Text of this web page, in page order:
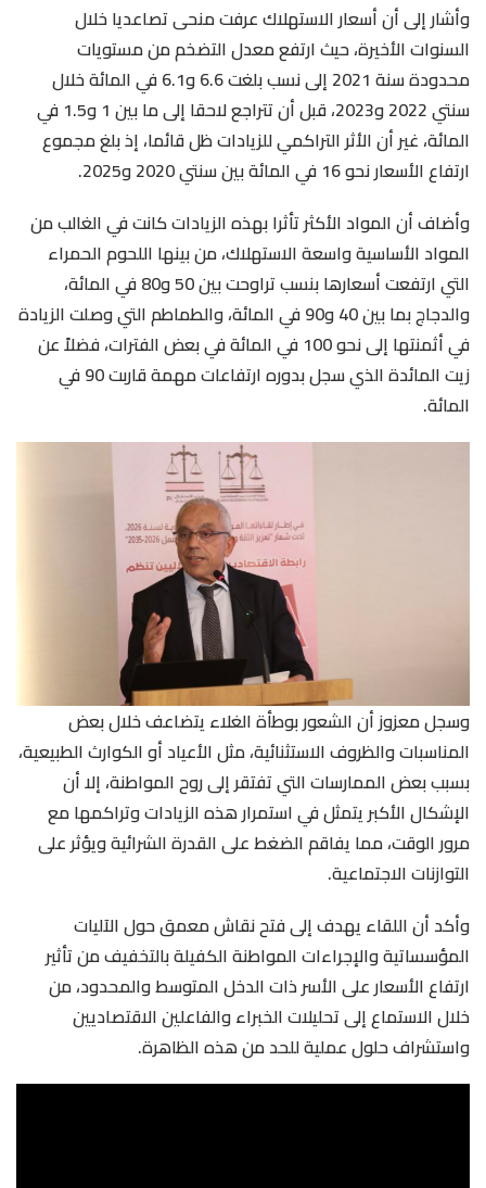
وأشار إلى أن أسعار الاستهلاك عرفت منحى تصاعديا خلال
السنوات الأخيرة، حيث ارتفع معدل التضخم من مستويات
محدودة سنة 2021 إلى نسب بلغت 6.6 و6.1 في المائة خلال
سنتي 2022 و2023، قبل أن تتراجع لاحقا إلى ما بين 1 و1.5 في
المائة، غير أن الأثر التراكمي للزيادات ظل قائما، إذ بلغ مجموع
ارتفاع الأسعار نحو 16 في المائة بين سنتي 2020 و2025.
وأضاف أن المواد الأكثر تأثرا بهذه الزيادات كانت في الغالب من
المواد الأساسية واسعة الاستهلاك، من بينها اللحوم الحمراء
التي ارتفعت أسعارها بنسب تراوحت بين 50 و80 في المائة،
والدجاج بما بين 40 و90 في المائة، والطماطم التي وصلت الزيادة
في أثمنتها إلى نحو 100 في المائة في بعض الفترات، فضلاً عن
زيت المائدة الذي سجل بدوره ارتفاعات مهمة قاربت 90 في
المائة.
وسجل معزوز أن الشعور بوطأة الغلاء يتضاعف خلال بعض
المناسبات والظروف الاستثنائية، مثل الأعياد أو الكوارث الطبيعية،
بسبب بعض الممارسات التي تفتقر إلى روح المواطنة، إلا أن
الإشكال الأكبر يتمثل في استمرار هذه الزيادات وتراكمها مع
مرور الوقت، مما يفاقم الضغط على القدرة الشرائية ويؤثر على
التوازنات الاجتماعية.
وأكد أن اللقاء يهدف إلى فتح نقاش معمق حول الآليات
المؤسساتية والإجراءات المواطنة الكفيلة بالتخفيف من تأثير
ارتفاع الأسعار على الأسر ذات الدخل المتوسط والمحدود، من
خلال الاستماع إلى تحليلات الخبراء والفاعلين الاقتصاديين
واستشراف حلول عملية للحد من هذه الظاهرة.